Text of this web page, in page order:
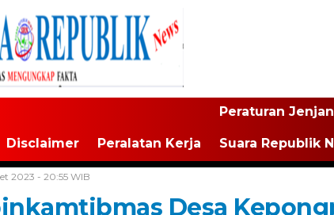
Disclaimer Peralatan Kerja
Peraturan
Suara Republik
2023 - 20:55 WIB
Desa